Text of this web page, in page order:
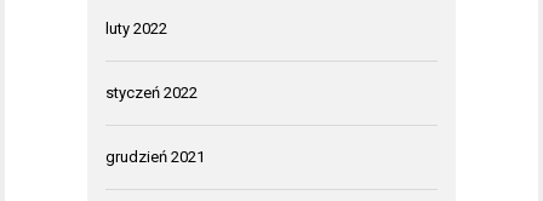
luty 2022
styczeń 2022
grudzień 2021